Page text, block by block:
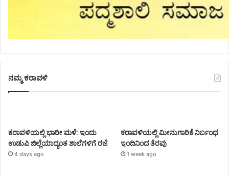
ನಮ್ಮ ಕರಾವಳಿ
ಕರಾವಳಿಯಲ್ಲಿ ಭಾರೀ ಮಳೆ: ಇಂದು
ಉಡುಪಿ ಜಿಲ್ಲೆಯಾದ್ಯಂತ ಶಾಲೆಗಳಿಗೆ ರಜೆ
4 days ago
ಕರಾವಳಿಯಲ್ಲಿ ಮೀನುಗಾರಿಕೆ ನಿರ್ಬಂಧ
ಇಂದಿನಿಂದ ತೆರವು
1 week ago